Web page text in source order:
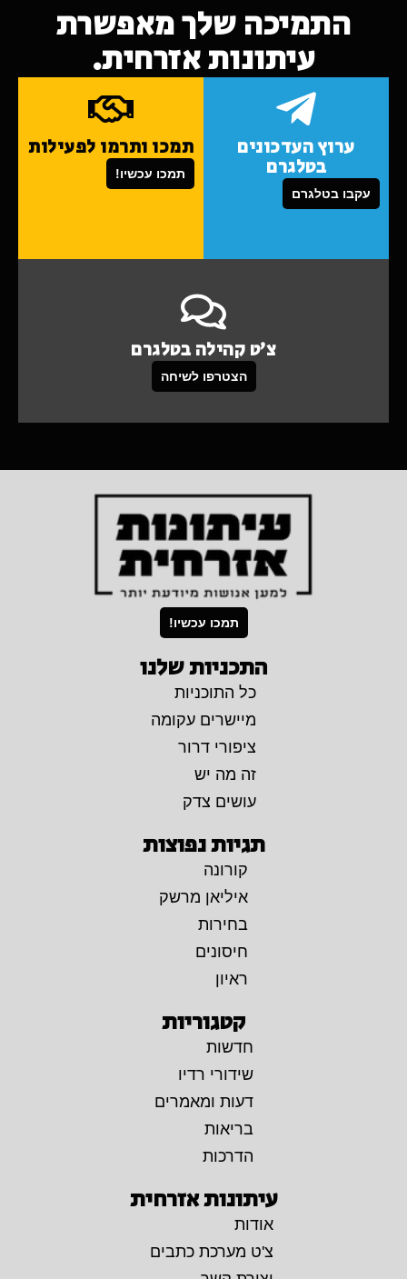
התמיכה שלך מאפשרת
עיתונות אזרחית.
ערוץ העדכונים
בטלגרם
עקבו בטלגרם
תמכו ותרמו לפעילות
תמכו עכשיו!
צ'ט קהילה בטלגרם
הצטרפו לשיחה
תמכו עכשיו!
התכניות שלנו
כל התוכניות
מיישרים עקומה
ציפורי דרור
זה מה יש
עושים צדק
תגיות נפוצות
קורונה
איליאן מרשק
בחירות
חיסונים
ראיון
קטגוריות
חדשות
שידורי רדיו
דעות ומאמרים
בריאות
הדרכות
עיתונות אזרחית
אודות
צ'ט מערכת כתבים